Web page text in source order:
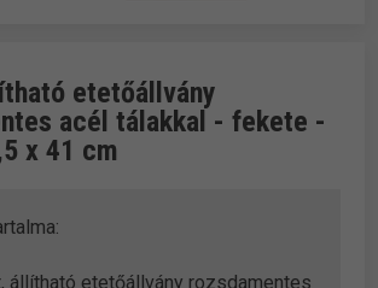
etetőállvány
acél tálakkal - fekete -
x 41 cm
állítható etetőállvány rozsdamentes